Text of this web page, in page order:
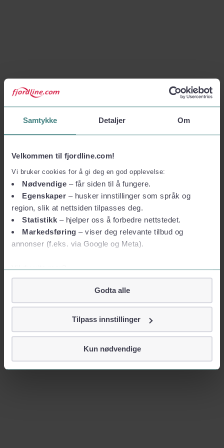
Samtykke Detaljer Om
Velkommen til fjordline.com!
Vi bruker cookies for å gi deg en god opplevelse:
Nødvendige – får siden til å fungere.
Egenskaper – husker innstillinger som språk og
region, slik at nettsiden tilpasses deg.
Statistikk – hjelper oss å forbedre nettstedet.
Markedsføring – viser deg relevante tilbud og
annonser (f.eks. via Google og Meta).
Vil du vite mer?
Om informasjonskapsler
Googles retningslinjer for personvern
Vi tar ditt personvern på alvor
identifiserer deg, som navn eller telefonnummer.
Godta alle
Tilpass innstillinger
Kun nødvendige